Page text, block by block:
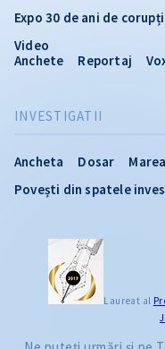
INVESTIGATII
Ancheta Dosar
Povești din spatele
Expo 30 de ani de
Video
Anchete
Reportaj
Laureat al
CITEȘTE